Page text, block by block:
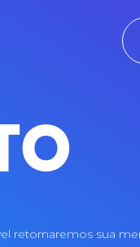
retornaremos sua